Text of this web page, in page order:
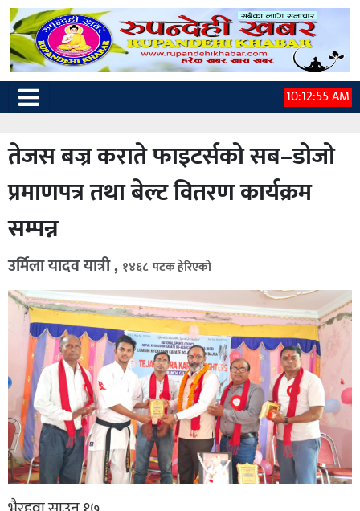
10:12:56 AM
तेजस बज्र कराते फाइटर्सको सब–डोजो
प्रमाणपत्र तथा बेल्ट वितरण कार्यक्रम
सम्पन्न
उर्मिला यादव यात्री , १४६८ पटक हेरिएको